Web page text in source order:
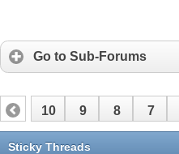
Go to Sub-Forums
7
8
9
10
19
20
Sticky Threads